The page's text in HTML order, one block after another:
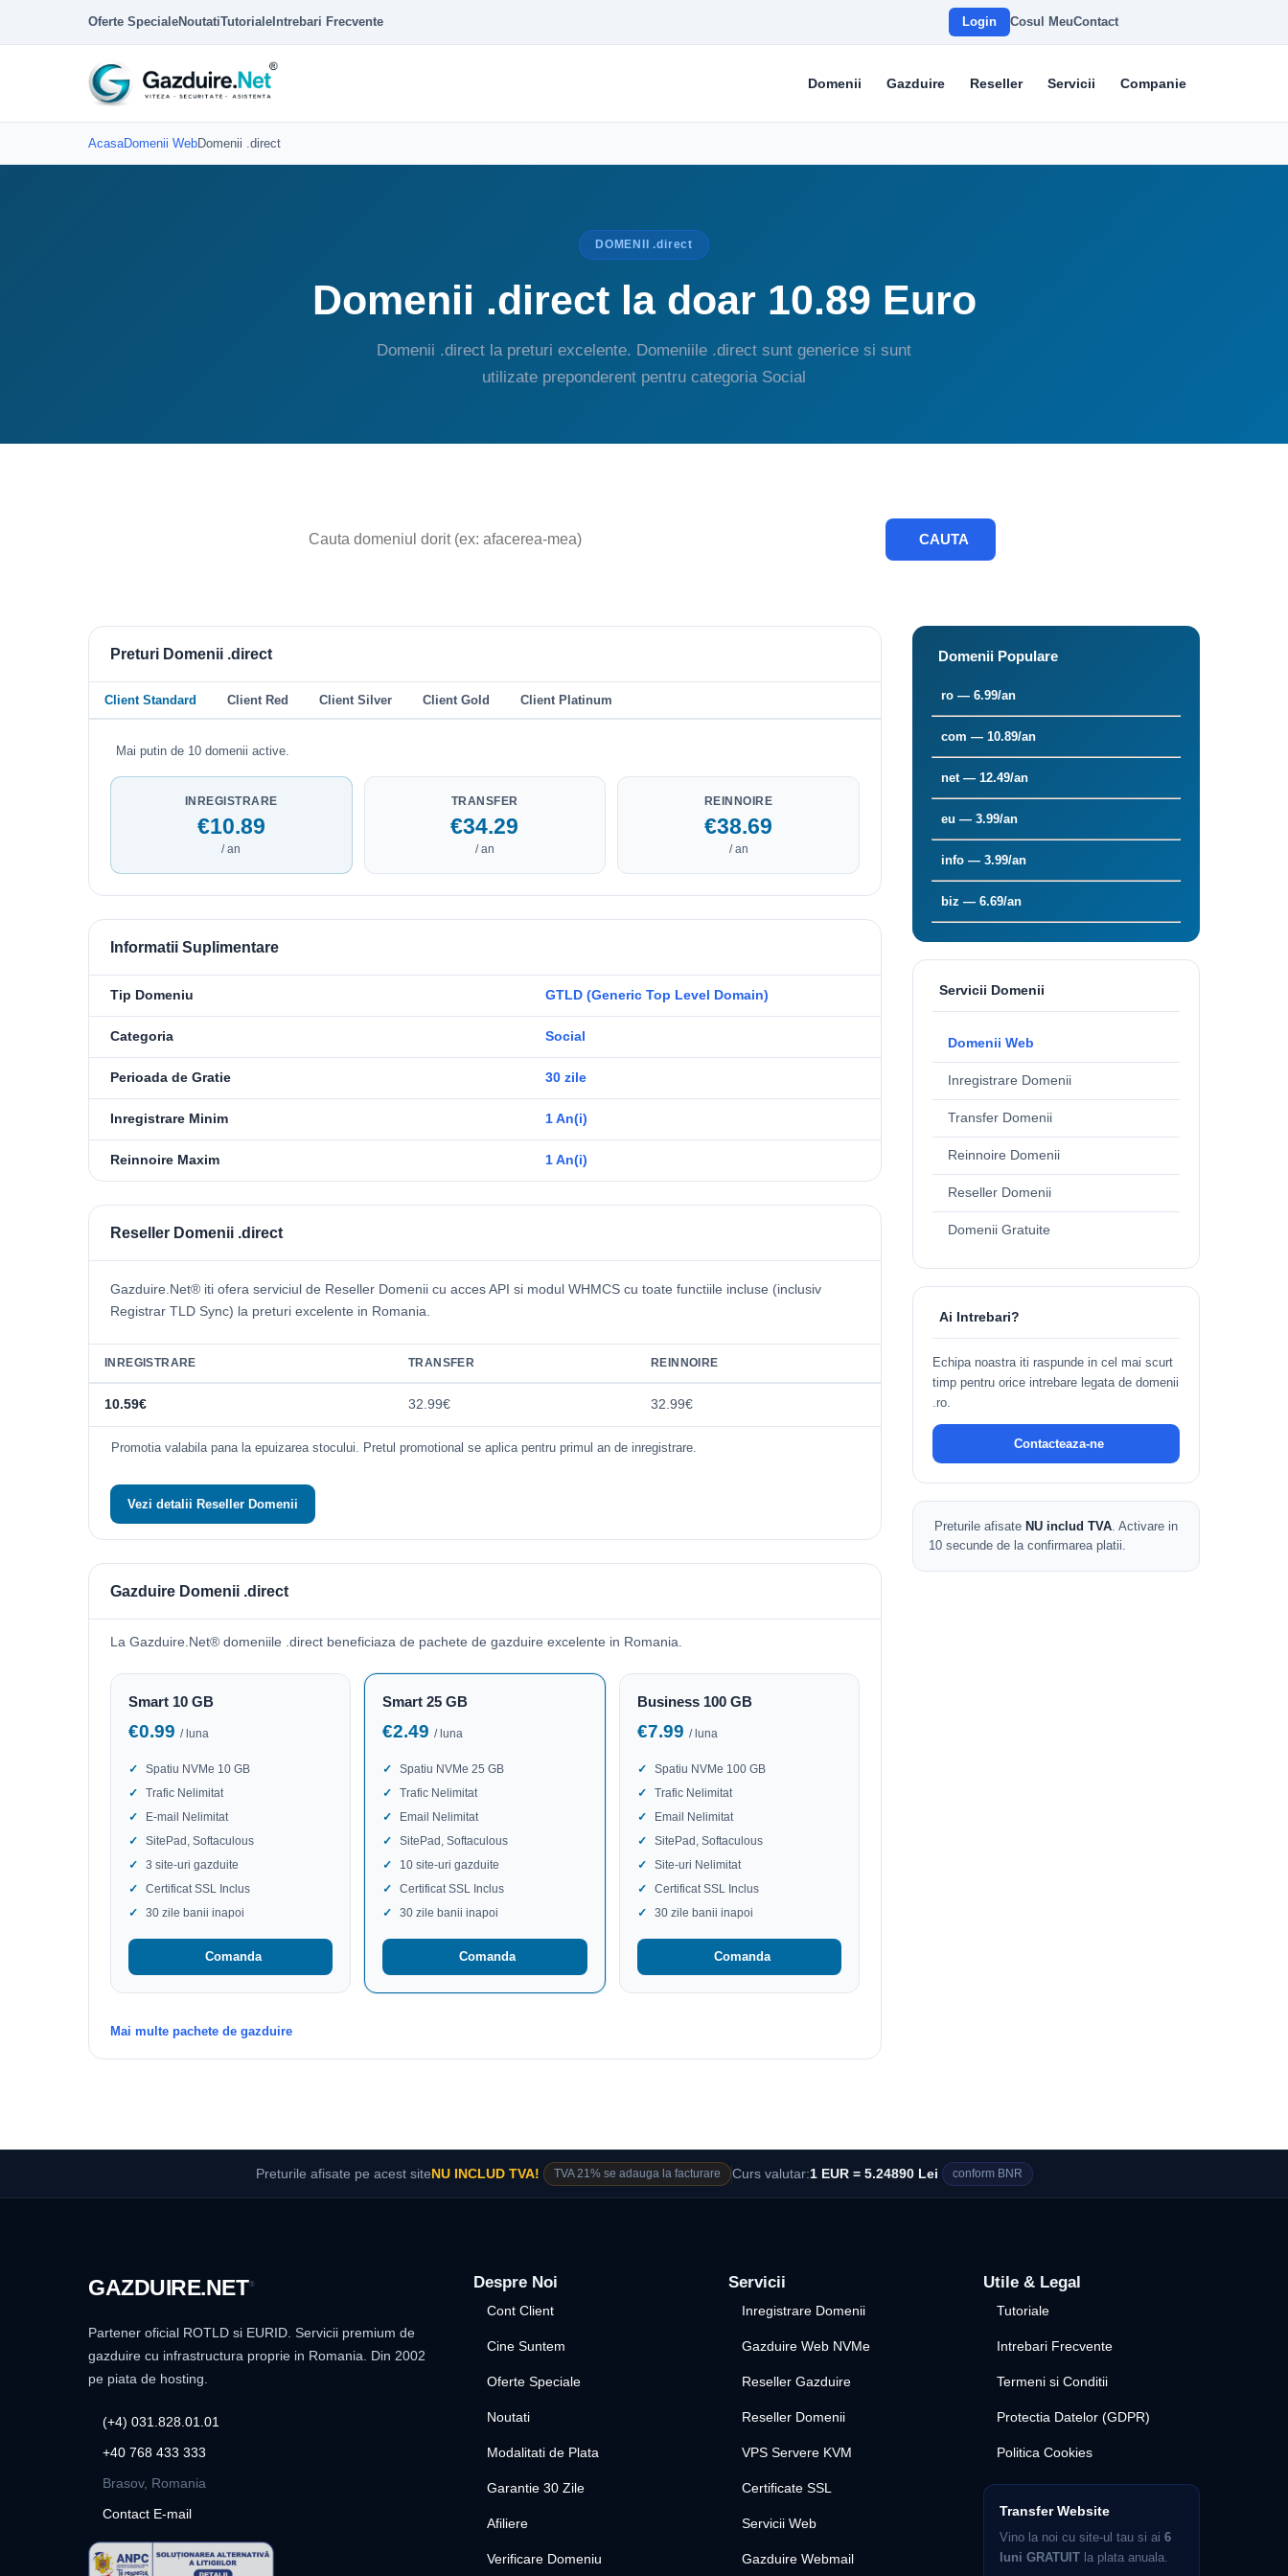
Oferte SpecialeNoutatiTutoriale Intrebari Frecvente Login Cosul MeuContact
Domenii Gazduire Reseller Servicii Companie
AcasaDomenii WebDomenii .direct
DOMENII .direct
Domenii .direct la doar 10.89 Euro
Domenii .direct la preturi excelente. Domeniile .direct sunt generice si sunt
utilizate preponderent pentru categoria Social
CAUTA
Preturi Domenii .direct
Client Standard Client Red Client Silver Client Gold Client Platinum
Mai putin de 10 domenii active.
INREGISTRARE
€10.89
/ an
TRANSFER
€34.29
/ an
REINNOIRE
€38.69
/ an
Informatii Suplimentare
Tip Domeniu GTLD (Generic Top Level Domain)
Categoria Social
Perioada de Gratie 30 zile
Inregistrare Minim 1 An(i)
Reinnoire Maxim 1 An(i)
Reseller Domenii .direct
Gazduire.Net® iti ofera serviciul de Reseller Domenii cu acces API si modul WHMCS cu toate functiile incluse (inclusiv
Registrar TLD Sync) la preturi excelente in Romania.
INREGISTRARE TRANSFER REINNOIRE
10.59€ 32.99€ 32.99€
Promotia valabila pana la epuizarea stocului. Pretul promotional se aplica pentru primul an de inregistrare.
Vezi detalii Reseller Domenii
Gazduire Domenii .direct
La Gazduire.Net® domeniile .direct beneficiaza de pachete de gazduire excelente in Romania.
Smart 10 GB
€0.99 / luna
Spatiu NVMe 10 GB
Trafic Nelimitat
E-mail Nelimitat
SitePad, Softaculous
3 site-uri gazduite
Certificat SSL Inclus
30 zile banii inapoi
Comanda
Smart 25 GB
€2.49/ luna
Spatiu NVMe 25 GB
Trafic Nelimitat
Email Nelimitat
SitePad, Softaculous
10 site-uri gazduite
Certificat SSL Inclus
30 zile banii inapoi
Comanda
Business 100 GB
€7.99 / luna
Spatiu NVMe 100 GB
Trafic Nelimitat
Email Nelimitat
SitePad, Softaculous
Site-uri Nelimitat
Certificat SSL Inclus
30 zile banii inapoi
Comanda
Mai multe pachete de gazduire
Domenii Populare
ro — 6.99/an
com — 10.89/an
net — 12.49/an
eu — 3.99/an
info — 3.99/an
biz — 6.69/an
Servicii Domenii
Domenii Web
Inregistrare Domenii
Transfer Domenii
Reinnoire Domenii
Reseller Domenii
Domenii Gratuite
Ai Intrebari?
Echipa noastra iti raspunde in cel mai scurt
timp pentru orice intrebare legata de domenii
.ro.
Contacteaza-ne
Preturile afisate NU includ TVA . Activare in
10 secunde de la confirmarea platii.
Preturile afisate pe acest site NU INCLUD TVA! TVA 21% se adauga la facturare Curs valutar:1 EUR = 5.24890 Lei conform BNR
GAZDUIRE.NET®
Partener oficial ROTLD si EURID. Servicii premium de
gazduire cu infrastructura proprie in Romania. Din 2002
pe piata de hosting.
(+4) 031.828.01.01
+40 768 433 333
Brasov, Romania
Contact E-mail
Despre Noi
Cont Client
Cine Suntem
Oferte Speciale
Noutati
Modalitati de Plata
Garantie 30 Zile
Afiliere
Verificare Domeniu
Servicii
Inregistrare Domenii
Gazduire Web NVMe
Reseller Gazduire
Reseller Domenii
VPS Servere KVM
Certificate SSL
Servicii Web
Gazduire Webmail
Utile & Legal
Tutoriale
Intrebari Frecvente
Termeni si Conditii
Protectia Datelor (GDPR)
Politica Cookies
Transfer Website
Vino la noi cu site-ul tau si ai 6
luni GRATUITla plata anuala.